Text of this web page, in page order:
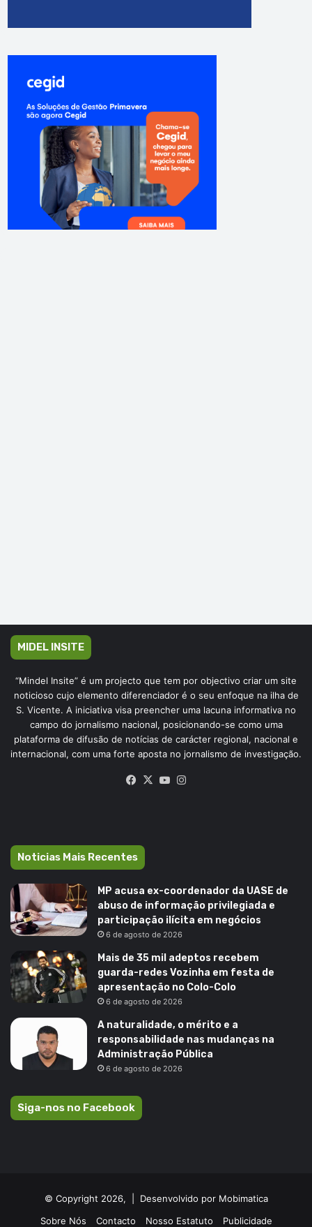
MIDEL INSITE
“Mindel Insite” é um projecto que tem por objectivo criar um site
noticioso cujo elemento diferenciador é o seu enfoque na ilha de
S. Vicente. A iniciativa visa preencher uma lacuna informativa no
campo do jornalismo nacional, posicionando-se como uma
plataforma de difusão de notícias de carácter regional, nacional e
internacional, com uma forte aposta no jornalismo de investigação.
Facebook
X YouTube
Noticias Mais Recentes
MP acusa ex-coordenador da UASE de
abuso de informação privilegiada e
participação ilícita em negócios
6 de agosto de 2026
Mais de 35 mil adeptos recebem
guarda-redes Vozinha em festa de
apresentação no Colo-Colo
6 de agosto de 2026
A naturalidade, o mérito e a
responsabilidade nas mudanças na
Administração Pública
6 de agosto de 2026
Siga-nos no Facebook
© Copyright 2026, | Desenvolvido por Mobimatica
Sobre Nós
Contacto Nosso Estatuto Publicidade